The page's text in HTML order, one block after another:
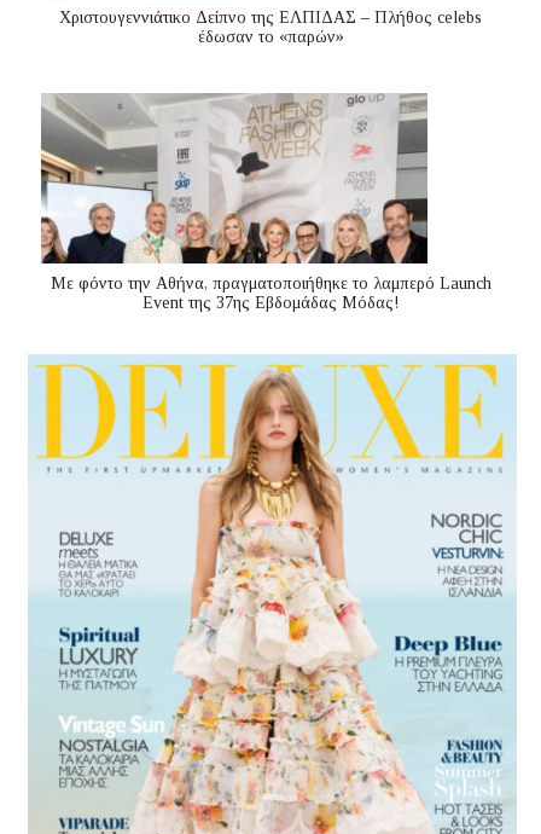
Χριστουγεννιάτικο Δείπνο της ΕΛΠΙΔΑΣ – Πλήθος celebs
έδωσαν το «παρών»
Με φόντο την Αθήνα, πραγματοποιήθηκε το λαμπερό Launch
Event της 37ης Εβδομάδας Μόδας!